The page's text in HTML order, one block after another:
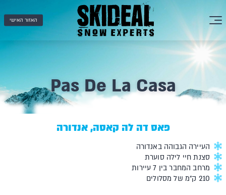
האזור האישי
Pas De La Casa
פאס דה לה קאסה, אנדורה
העיירה הגבוהה באנדורה
סצנת חיי לילה סוערת
מרחב המחבר בין 7 עיירות
210 ק"מ של מסלולים